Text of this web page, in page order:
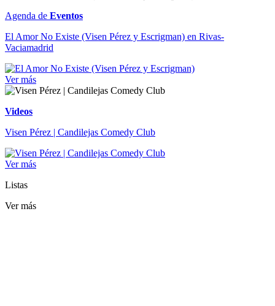
Agenda de Eventos
El Amor No Existe (Visen Pérez y Escrigman) en Rivas-
Vaciamadrid
Ver más
Videos
Visen Pérez | Candilejas Comedy Club
Ver más
Listas
Ver más